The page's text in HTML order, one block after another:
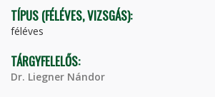
TÍPUS (FÉLÉVES, VIZSGÁS):
féléves
TÁRGYFELELŐS:
Dr. Liegner Nándor